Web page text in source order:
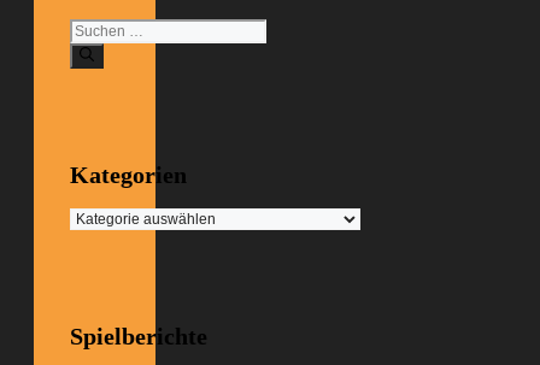
Suchen
nach:
Kategorien
Kategorien
Spielberichte